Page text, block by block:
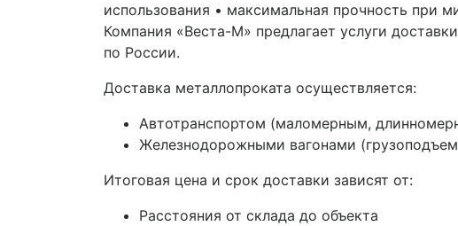
использования • максимальная прочность при
Компания «Веста-М» предлагает услуги
по России.
Доставка металлопроката осуществляется:
Автотранспортом (маломерным,
Железнодорожными вагонами
Итоговая цена и срок доставки зависят от:
Расстояния от склада до объекта